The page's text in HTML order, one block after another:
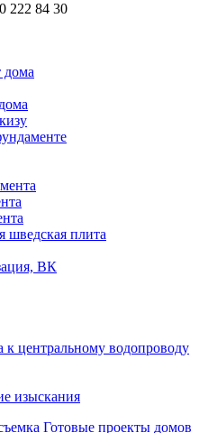
222 84 30
дома
плита
ВК
центральному водопроводу
изыскания
Готовые проекты домов